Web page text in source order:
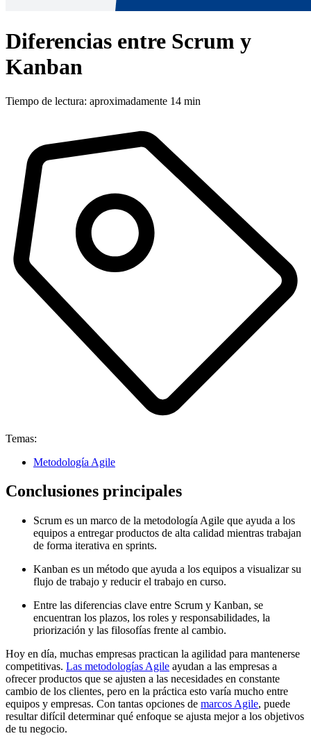
Diferencias entre Scrum y
Kanban
Tiempo de lectura: aproximadamente 14 min
Temas:
Metodología Agile
Conclusiones principales
Scrum es un marco de la metodología Agile que ayuda a los
equipos a entregar productos de alta calidad mientras trabajan
de forma iterativa en sprints.
Kanban es un método que ayuda a los equipos a visualizar su
flujo de trabajo y reducir el trabajo en curso.
Entre las diferencias clave entre Scrum y Kanban, se
encuentran los plazos, los roles y responsabilidades, la
priorización y las filosofías frente al cambio.
Hoy en día, muchas empresas practican la agilidad para mantenerse
competitivas. Las metodologías Agile ayudan a las empresas a
ofrecer productos que se ajusten a las necesidades en constante
cambio de los clientes, pero en la práctica esto varía mucho entre
equipos y empresas. Con tantas opciones de marcos Agile, puede
resultar difícil determinar qué enfoque se ajusta mejor a los objetivos
de tu negocio.